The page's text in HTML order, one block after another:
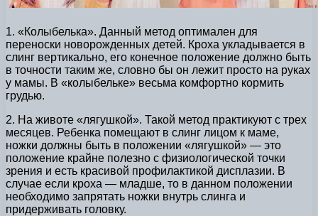
1. «Колыбелька». Данный метод оптимален для
переноски новорожденных детей. Кроха укладывается в
слинг вертикально, его конечное положение должно быть
в точности таким же, словно бы он лежит просто на руках
у мамы. В «колыбельке» весьма комфортно кормить
грудью.
2. На животе «лягушкой». Такой метод практикуют с трех
месяцев. Ребенка помещают в слинг лицом к маме,
ножки должны быть в положении «лягушкой» — это
положение крайне полезно с физиологической точки
зрения и есть красивой профилактикой дисплазии. В
случае если кроха — младше, то в данном положении
необходимо запрятать ножки внутрь слинга и
придерживать головку.